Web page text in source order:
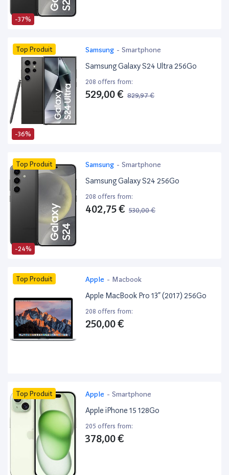
-37%
-36%
Top Produit Samsung - Smartphone
Samsung Galaxy S24 Ultra 256Go
208 offers from:
529,00 € 829,97 €
-24%
Top Produit Samsung - Smartphone
Samsung Galaxy S24 256Go
208 offers from:
402,75 € 530,00 €
Top Produit Apple - Macbook
Apple MacBook Pro 13” (2017) 256Go
208 offers from:
250,00 €
Top Produit Apple - Smartphone
Apple iPhone 15 128Go
205 offers from:
378,00 €